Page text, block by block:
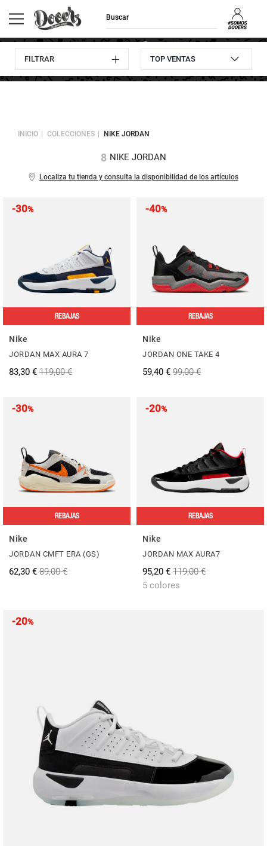
Envíos GRATIS
a domicilio
pedidos
Devoluciones
hasta 30 días
10% descuento
en tu primera compra
INICIO COLECCIONES NIKE JORDAN
Localiza tu tienda y consulta la disponibilidad de los artículos
8 NIKE JORDAN
-30%
REBAJAS
Nike
JORDAN MAX AURA 7
83,30 € 119,00 €
-40%
REBAJAS
Nike
JORDAN ONE TAKE 4
59,40 € 99,00 €
-30%
REBAJAS
Nike
JORDAN CMFT ERA (GS)
62,30 € 89,00 €
-20%
REBAJAS
Nike
JORDAN MAX AURA7
95,20 € 119,00 €
5 colores
-20%
FILTRAR